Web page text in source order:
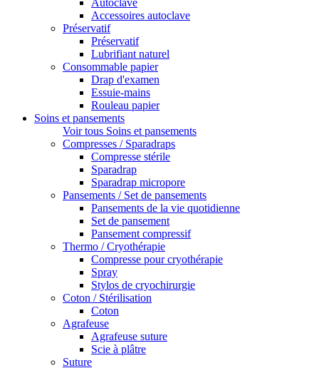
Autoclave
Accessoires autoclave
Préservatif
Préservatif
Lubrifiant naturel
Consommable papier
Drap d'examen
Essuie-mains
Rouleau papier
Soins et pansements
Voir tous Soins et pansements
Compresses / Sparadraps
Compresse stérile
Sparadrap
Sparadrap micropore
Pansements / Set de pansements
Pansements de la vie quotidienne
Set de pansement
Pansement compressif
Thermo / Cryothérapie
Compresse pour cryothérapie
Spray
Stylos de cryochirurgie
Coton / Stérilisation
Coton
Agrafeuse
Agrafeuse suture
Scie à plâtre
Suture